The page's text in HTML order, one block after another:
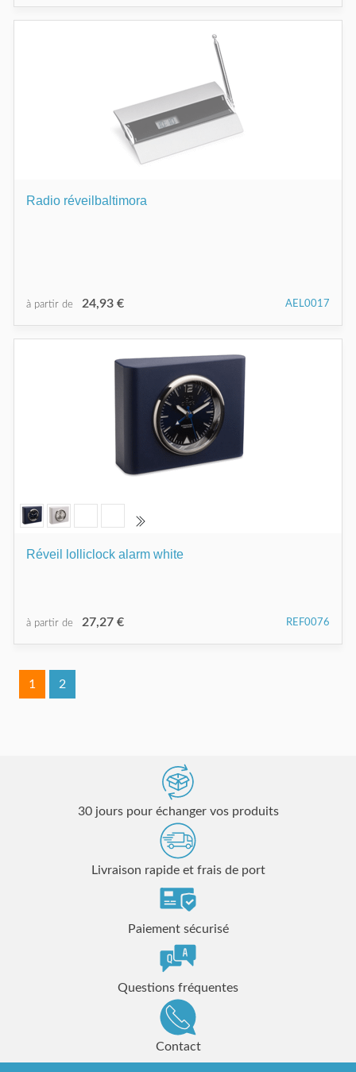
Radio réveilbaltimora
à partir de 24,93 € AEL0017
Réveil lolliclock alarm white
à partir de 27,27 € REF0076
1 2
30 jours pour échanger vos produits
Livraison rapide et frais de port
Paiement sécurisé
Questions fréquentes
Contact